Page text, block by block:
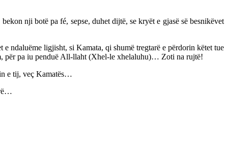
nji botë pa fé, sepse, duhet dijtë, se kryët e gjasë së besnikëvet
ndaluëme ligjisht, si Kamata, qi shumë tregtarë e përdorin këtet tue
për pa iu penduë All-llaht (Xhel-le xhelaluhu)… Zoti na rujtë!
e tij, veç Kamatës…